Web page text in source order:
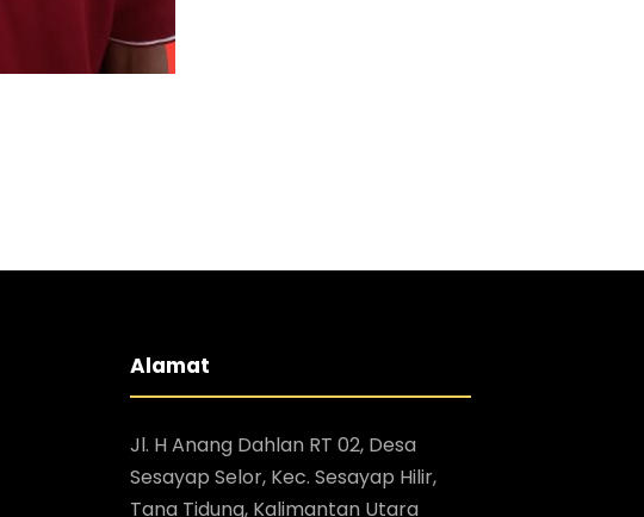
Alamat
Jl. H Anang Dahlan RT 02, Desa
Sesayap Selor, Kec. Sesayap Hilir,
Tana Tidung, Kalimantan Utara